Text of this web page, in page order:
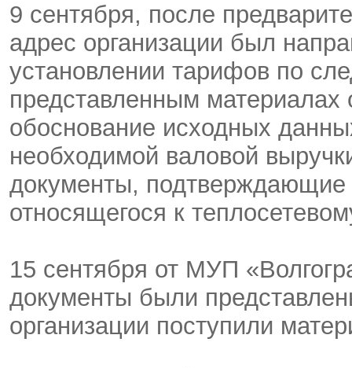
9 сентября, после
адрес организации был
установлении тарифов по
представленным материалах
обоснование исходных
необходимой валовой
документы,
относящегося к
15 сентября от МУП
документы были
организации поступили